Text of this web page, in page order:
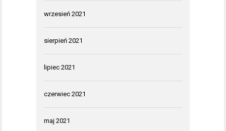
wrzesień 2021
sierpień 2021
lipiec 2021
czerwiec 2021
maj 2021